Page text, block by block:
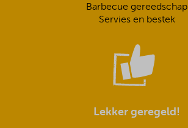
Barbecue gereedschap
Servies en bestek
Lekker geregeld!